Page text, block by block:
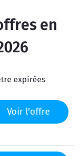
en
expirées
Voir l'offre